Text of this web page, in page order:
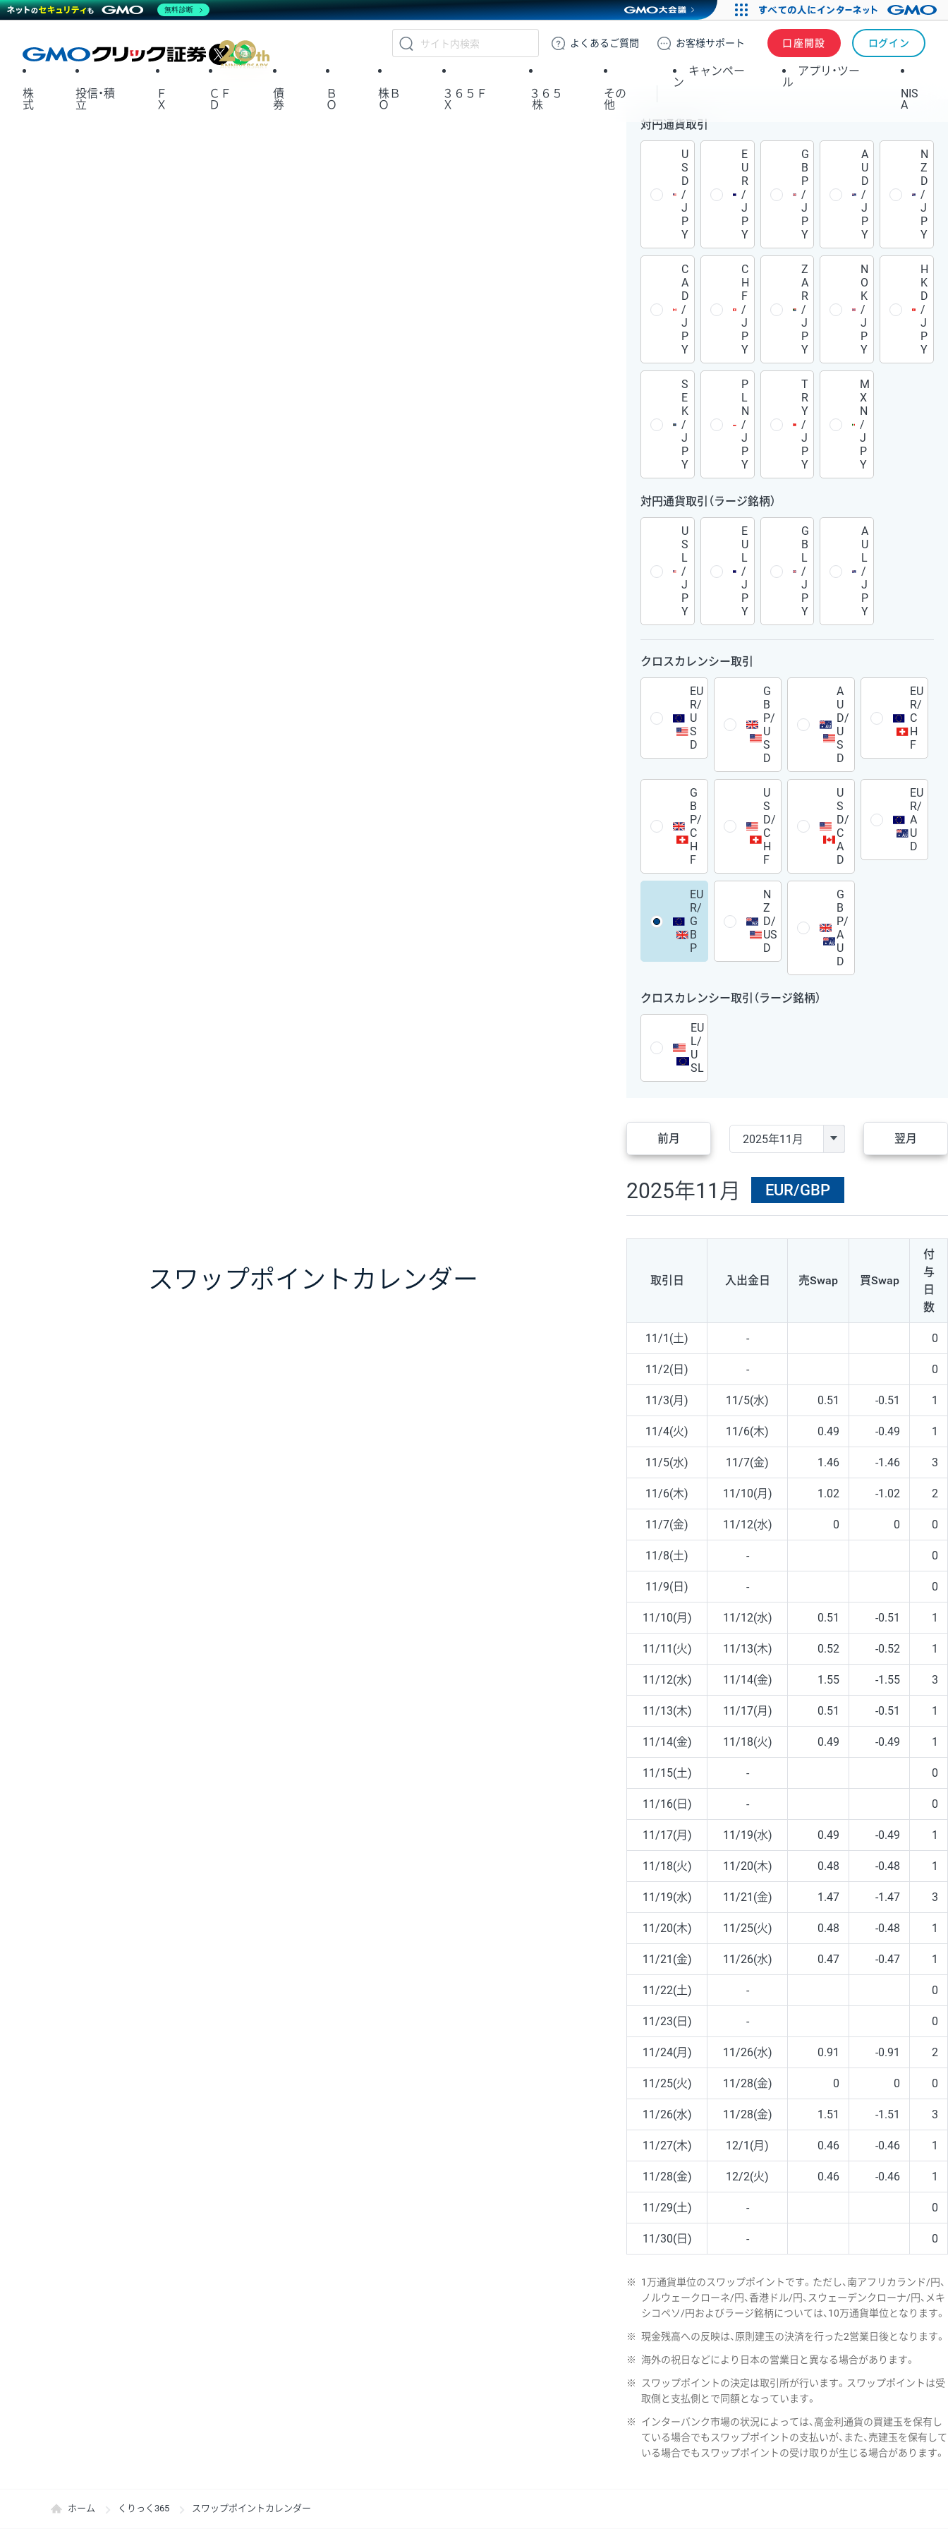
GMOクリック証券
よくある ご質問 お客様サポート 口座開設 ログイン
X
株
式
投信・積
立
Ｆ
Ｘ
ＣＦ
Ｄ
債
券
Ｂ
Ｏ
株Ｂ
Ｏ
３６５Ｆ
Ｘ
３６５
株
その
他
キャンペー
ン
アプリ・ツー
ル
NIS
A
スワップポイント カレンダー
対円通貨取引
U
S
D
/
J
P
Y
E
U
R
/
J
P
Y
G
B
P
/
J
P
Y
A
U
D
/
J
P
Y
N
Z
D
/
J
P
Y
C
A
D
/
J
P
Y
C
H
F
/
J
P
Y
Z
A
R
/
J
P
Y
N
O
K
/
J
P
Y
H
K
D
/
J
P
Y
S
E
K
/
J
P
Y
P
L
N
/
J
P
Y
T
R
Y
/
J
P
Y
M
X
N
/
J
P
Y
対円通貨取引（ラージ銘柄）
U
S
L
/
J
P
Y
E
U
L
/
J
P
Y
G
B
L
/
J
P
Y
A
U
L
/
J
P
Y
クロスカレンシー取引
EU
R/
U
S
D
G
B
P/
U
S
D
A
U
D/
U
S
D
EU
R/
C
H
F
G
B
P/
C
H
F
U
S
D/
C
H
F
U
S
D/
C
A
D
EU
R/
A
U
D
EU
R/
G
B
P
N
Z
D/
US
D
G
B
P/
A
U
D
クロスカレンシー取引（ラージ銘柄）
EU
L/
U
SL
前月 翌月
2025年11月 EUR/GBP
取引日 入出金日 売Swap 買Swap
付
与
日
数
11/1(土) - 0
11/2(日) - 0
11/3(月) 11/5(水) 0.51 -0.51 1
11/4(火) 11/6(木) 0.49 -0.49 1
11/5(水) 11/7(金) 1.46 -1.46 3
11/6(木) 11/10(月) 1.02 -1.02 2
11/7(金) 11/12(水) 0 0 0
11/8(土) - 0
11/9(日) - 0
11/10(月) 11/12(水) 0.51 -0.51 1
11/11(火) 11/13(木) 0.52 -0.52 1
11/12(水) 11/14(金) 1.55 -1.55 3
11/13(木) 11/17(月) 0.51 -0.51 1
11/14(金) 11/18(火) 0.49 -0.49 1
11/15(土) - 0
11/16(日) - 0
11/17(月) 11/19(水) 0.49 -0.49 1
11/18(火) 11/20(木) 0.48 -0.48 1
11/19(水) 11/21(金) 1.47 -1.47 3
11/20(木) 11/25(火) 0.48 -0.48 1
11/21(金) 11/26(水) 0.47 -0.47 1
11/22(土) - 0
11/23(日) - 0
11/24(月) 11/26(水) 0.91 -0.91 2
11/25(火) 11/28(金) 0 0 0
11/26(水) 11/28(金) 1.51 -1.51 3
11/27(木) 12/1(月) 0.46 -0.46 1
11/28(金) 12/2(火) 0.46 -0.46 1
11/29(土) - 0
11/30(日) - 0
※
1万通貨単位のスワップポイントです。ただし、南アフリカランド/円、
ノルウェークローネ/円、香港ドル/円、スウェーデンクローナ/円、メキ
シコペソ/円およびラージ銘柄については、10万通貨単位となります。
※ 現金残高への反映は、原則建玉の決済を行った2営業日後となります。
※ 海外の祝日などにより日本の営業日と異なる場合があります。
※
スワップポイントの決定は取引所が行います。スワップポイントは受
取側と支払側とで同額となっています。
※
インターバンク市場の状況によっては、高金利通貨の買建玉を保有し
ている場合でもスワップポイントの支払いが、また、売建玉を保有して
いる場合でもスワップポイントの受け取りが生じる場合があります。
ホーム くりっく365 スワップポイントカレンダー
無料診断